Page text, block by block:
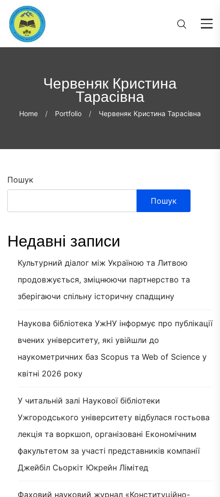
Червеняк Кристина
Тарасівна
Home Portfolio Червеняк Кристина Тарасівна
Пошук
Пошук
Недавні записи
Культурний діалог між Україною та Литвою
продовжується, зміцнюючи партнерство та
зберігаючи спільну історичну спадщину
Наукова бібліотека УжНУ інформує про публікації
вчених університету, які увійшли до
наукометричних баз Scopus та Web of Science у
квітні 2026 року
У читальній залі Наукової бібліотеки
Ужгородського університету відбулася гостьова
лекція та воркшоп, організовані Економічним
факультетом за участі представників компанії
Джейбіл Сьоркіт Юкрейн Лімітед
Фаховий науковий журнал «Конституційно-